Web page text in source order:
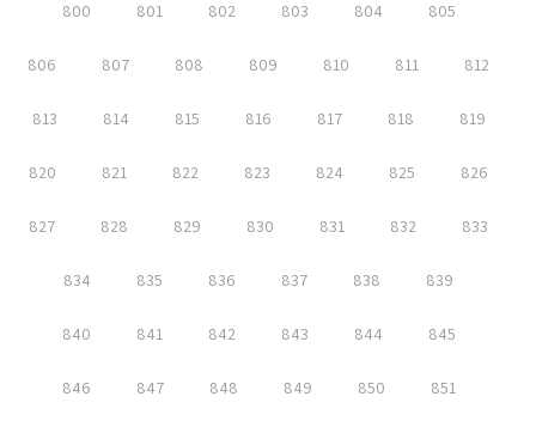
800 801 802 803 804 805
806 807 808 809 810 811 812
813 814 815 816 817 818 819
820 821 822 823 824 825 826
827 828 829 830 831 832 833
834 835 836 837 838 839
840 841 842 843 844 845
846 847 848 849 850 851